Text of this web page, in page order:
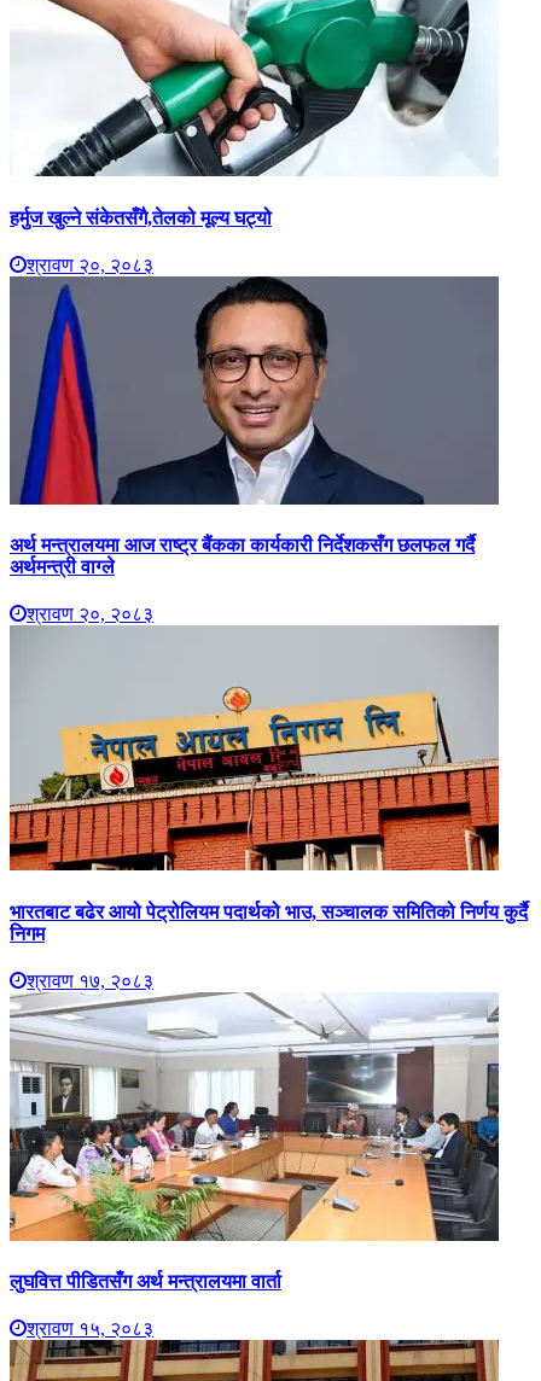
हर्मुज खुल्ने संकेतसँगै,तेलको मूल्य घट्यो
श्रावण २०, २०८३
अर्थ मन्त्रालयमा आज राष्ट्र बैंकका कार्यकारी निर्देशकसँग छलफल गर्दै
अर्थमन्त्री वाग्ले
श्रावण २०, २०८३
भारतबाट बढेर आयो पेट्रोलियम पदार्थको भाउ, सञ्चालक समितिको निर्णय कुर्दै
निगम
श्रावण १७, २०८३
लुघवित्त पीडितसँग अर्थ मन्त्रालयमा वार्ता
श्रावण १५, २०८३